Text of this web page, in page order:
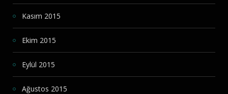
Kasım 2015
Ekim 2015
Eylül 2015
Ağustos 2015